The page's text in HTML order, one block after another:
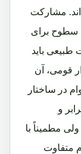
مشارکت
سطوح برای
طبیعی باید
قومی، آن
در ساختار
و
مطمیناً با
متفاوت